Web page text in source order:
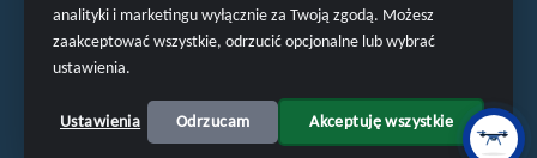
analityki i marketingu wyłącznie za Twoją zgodą. Możesz
zaakceptować wszystkie, odrzucić opcjonalne lub wybrać
ustawienia.
Ustawienia Odrzucam Akceptuję wszystkie